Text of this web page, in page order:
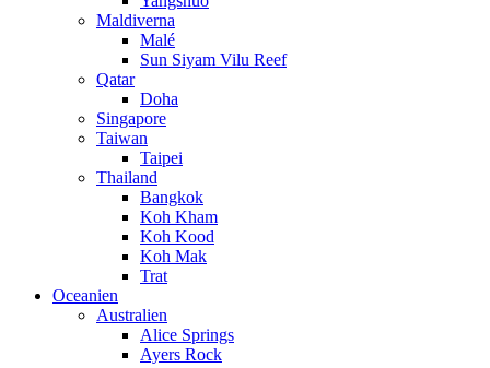
Maldiverna
Malé
Sun Siyam Vilu Reef
Qatar
Doha
Singapore
Taiwan
Taipei
Thailand
Bangkok
Koh Kham
Koh Kood
Koh Mak
Trat
Oceanien
Australien
Alice Springs
Ayers Rock